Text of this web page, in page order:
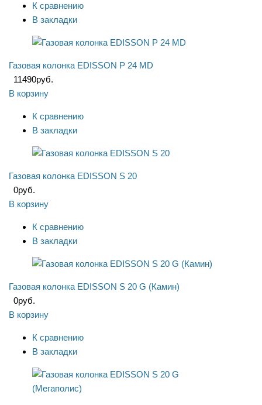
К сравнению
В закладки
Газовая колонка EDISSON P 24 MD
11490руб.
В корзину
К сравнению
В закладки
Газовая колонка EDISSON S 20
0руб.
В корзину
К сравнению
В закладки
Газовая колонка EDISSON S 20 G (Камин)
0руб.
В корзину
К сравнению
В закладки